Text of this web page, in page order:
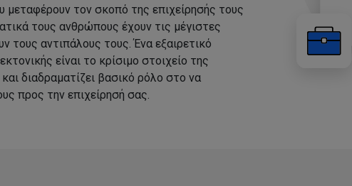
μεταφέρουν τον σκοπό της επιχείρησής τους
τους ανθρώπους έχουν τις μέγιστες
τους αντιπάλους τους. Ένα εξαιρετικό
είναι το κρίσιμο στοιχείο της
διαδραματίζει βασικό ρόλο στο να
προς την επιχείρησή σας.